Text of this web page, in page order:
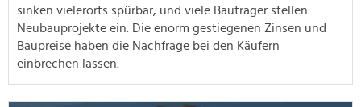
sinken vielerorts spürbar, und viele Bauträger stellen
Neubauprojekte ein. Die enorm gestiegenen Zinsen und
Baupreise haben die Nachfrage bei den Käufern
einbrechen lassen.